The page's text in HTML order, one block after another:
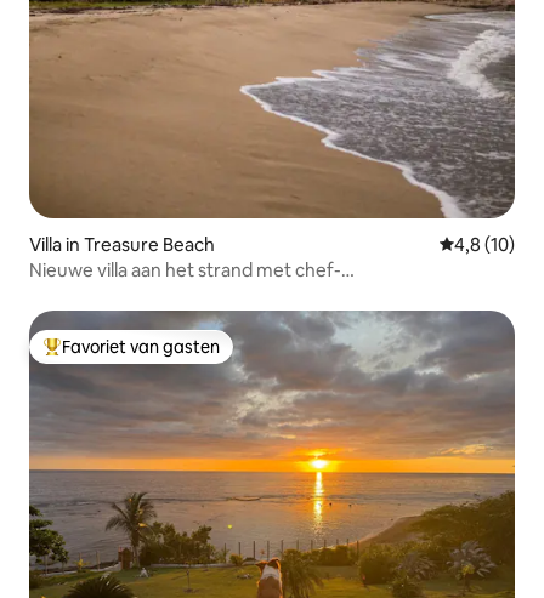
Villa in Treasure Beach
4,8 (10)
Nieuwe villa aan het strand met chef-
Topfavoriet van gasten
Favoriet van gasten